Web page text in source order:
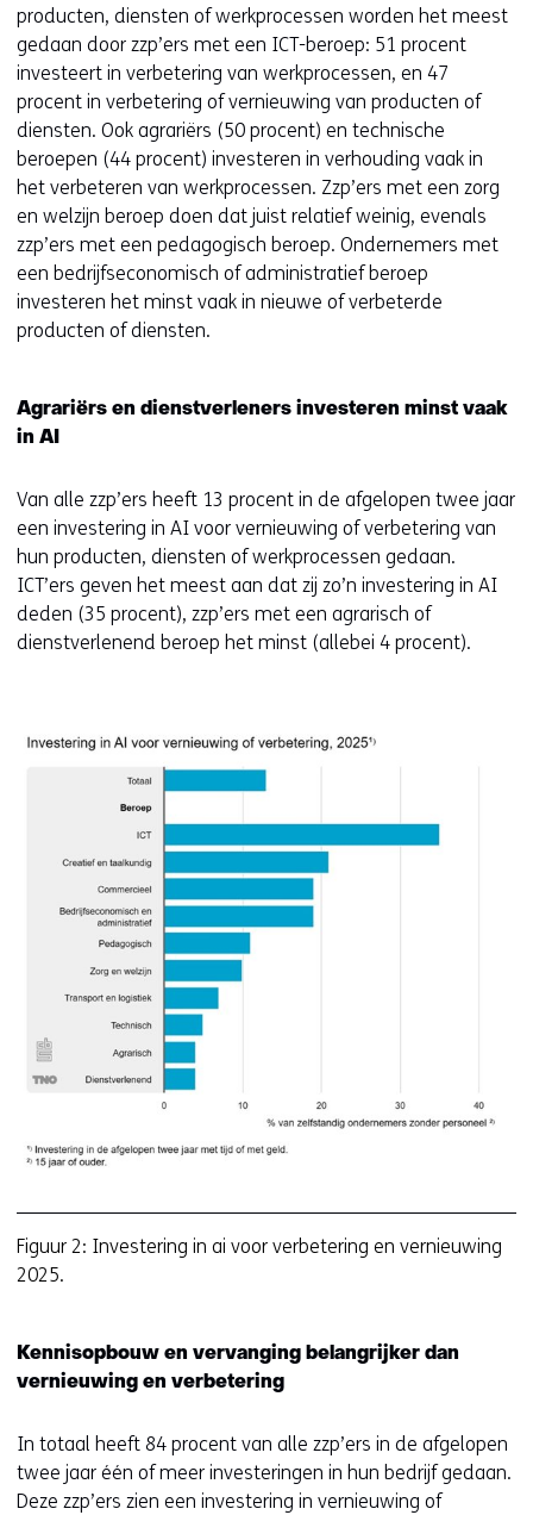
producten, diensten of werkprocessen worden het meest
gedaan door zzp’ers met een ICT-beroep: 51 procent
investeert in verbetering van werkprocessen, en 47
procent in verbetering of vernieuwing van producten of
diensten. Ook agrariërs (50 procent) en technische
beroepen (44 procent) investeren in verhouding vaak in
het verbeteren van werkprocessen. Zzp’ers met een zorg
en welzijn beroep doen dat juist relatief weinig, evenals
zzp’ers met een pedagogisch beroep. Ondernemers met
een bedrijfseconomisch of administratief beroep
investeren het minst vaak in nieuwe of verbeterde
producten of diensten.
Agrariërs en dienstverleners investeren minst vaak
in AI
Van alle zzp’ers heeft 13 procent in de afgelopen twee jaar
een investering in AI voor vernieuwing of verbetering van
hun producten, diensten of werkprocessen gedaan.
ICT’ers geven het meest aan dat zij zo’n investering in AI
deden (35 procent), zzp’ers met een agrarisch of
dienstverlenend beroep het minst (allebei 4 procent).
Figuur 2: Investering in ai voor verbetering en vernieuwing
2025.
Kennisopbouw en vervanging belangrijker dan
vernieuwing en verbetering
In totaal heeft 84 procent van alle zzp’ers in de afgelopen
twee jaar één of meer investeringen in hun bedrijf gedaan.
Deze zzp’ers zien een investering in vernieuwing of